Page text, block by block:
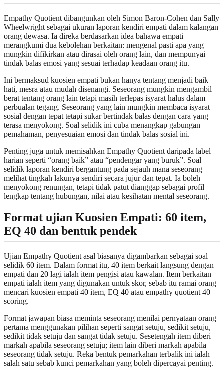
Empathy Quotient dibangunkan oleh Simon Baron-Cohen dan Sally
Wheelwright sebagai ukuran laporan kendiri empati dalam kalangan
orang dewasa. Ia direka berdasarkan idea bahawa empati
merangkumi dua kebolehan berkaitan: mengenal pasti apa yang
mungkin difikirkan atau dirasai oleh orang lain, dan mempunyai
tindak balas emosi yang sesuai terhadap keadaan orang itu.
Ini bermaksud kuosien empati bukan hanya tentang menjadi baik
hati, mesra atau mudah disenangi. Seseorang mungkin mengambil
berat tentang orang lain tetapi masih terlepas isyarat halus dalam
perbualan tegang. Seseorang yang lain mungkin membaca isyarat
sosial dengan tepat tetapi sukar bertindak balas dengan cara yang
terasa menyokong. Soal selidik ini cuba menangkap gabungan
pemahaman, penyesuaian emosi dan tindak balas sosial ini.
Penting juga untuk memisahkan Empathy Quotient daripada label
harian seperti “orang baik” atau “pendengar yang buruk”. Soal
selidik laporan kendiri bergantung pada sejauh mana seseorang
melihat tingkah lakunya sendiri secara jujur dan tepat. Ia boleh
menyokong renungan, tetapi tidak patut dianggap sebagai profil
lengkap tentang hubungan, nilai atau kesihatan mental seseorang.
Format ujian Kuosien Empati: 60 item,
EQ 40 dan bentuk pendek
Ujian Empathy Quotient asal biasanya digambarkan sebagai soal
selidik 60 item. Dalam format itu, 40 item berkait langsung dengan
empati dan 20 lagi ialah item pengisi atau kawalan. Item berkaitan
empati ialah item yang digunakan untuk skor, sebab itu ramai orang
mencari kuosien empati 40 item, EQ 40 atau empathy quotient 40
scoring.
Format jawapan biasa meminta seseorang menilai pernyataan orang
pertama menggunakan pilihan seperti sangat setuju, sedikit setuju,
sedikit tidak setuju dan sangat tidak setuju. Sesetengah item diberi
markah apabila seseorang setuju; item lain diberi markah apabila
seseorang tidak setuju. Reka bentuk pemarkahan terbalik ini ialah
salah satu sebab kunci pemarkahan yang boleh dipercayai penting.